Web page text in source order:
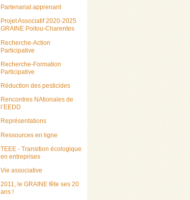
Partenariat apprenant
Projet Associatif 2020-2025
GRAINE Poitou-Charentes
Recherche-Action
Participative
Recherche-Formation
Participative
Réduction des pesticides
Rencontres NAtionales de
l’EEDD
Représentations
Ressources en ligne
TEEE - Transition écologique
en entreprises
Vie associative
2011, le GRAINE fête ses 20
ans !